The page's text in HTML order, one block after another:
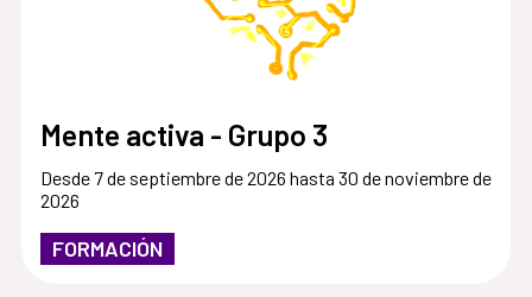
Mente activa - Grupo 3
Desde 7 de septiembre de 2026 hasta 30 de noviembre de
2026
FORMACIÓN